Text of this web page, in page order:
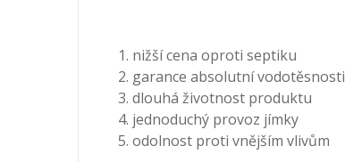
nižší cena oproti septiku
garance absolutní vodotěsnosti
dlouhá životnost produktu
jednoduchý provoz jímky
odolnost proti vnějším vlivům